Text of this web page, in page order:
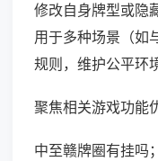
修改自身牌型或隐
用于多种场景（如
规则，维护公平环
聚焦相关游戏功能
中至赣牌圈有挂吗